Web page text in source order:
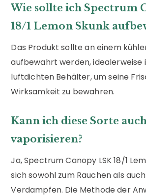
Wie sollte ich Spectrum
18/1 Lemon Skunk
Das Produkt sollte an einem
aufbewahrt werden, idealerweise
luftdichten Behälter, um seine
Wirksamkeit zu bewahren.
Kann ich diese Sorte
vaporisieren?
Ja, Spectrum Canopy LSK 18/1
sich sowohl zum Rauchen als
Verdampfen. Die Methode der